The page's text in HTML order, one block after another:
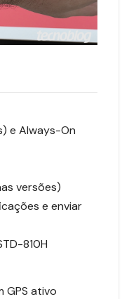
e Always-On
versões)
e enviar
810H
GPS ativo